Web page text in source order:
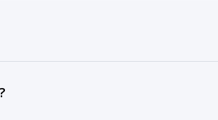
автоматические отчеты с
сведения за 3 года, а